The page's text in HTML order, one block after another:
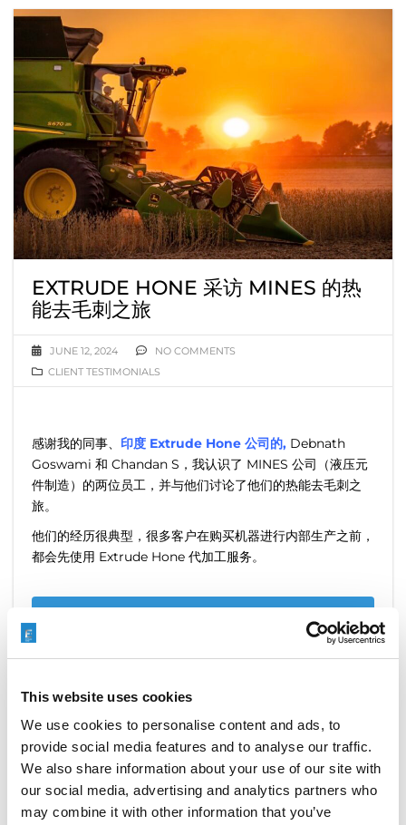
This website uses cookies
We use cookies to personalise content and ads, to
provide social media features and to analyse our traffic.
We also share information about your use of our site with
our social media, advertising and analytics partners who
may combine it with other information that you’ve
EXTRUDE HONE 采访 MINES 的热
能去毛刺之旅
JUNE 12, 2024
NO COMMENTS
CLIENT TESTIMONIALS
感谢我的同事、 印度 Extrude Hone 公司的, Debnath
Goswami 和 Chandan S，我认识了 MINES 公司（液压元
件制造）的两位员工，并与他们讨论了他们的热能去毛刺之
旅。
他们的经历很典型，很多客户在购买机器进行内部生产之前，
都会先使用 Extrude Hone 代加工服务。
BVA，易趋宏在土耳其的代理
FEBRUARY 15, 2022 NO COMMENTS CASE STUDY